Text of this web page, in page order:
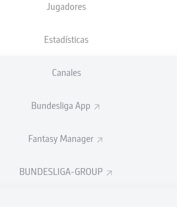
Jugadores
Estadísticas
Canales
Bundesliga App
Fantasy Manager
BUNDESLIGA-GROUP
Anuncio